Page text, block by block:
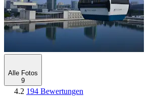
Alle Fotos
9
4.2 194 Bewertungen